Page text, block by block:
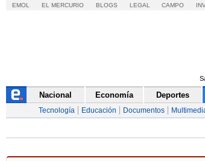
EMOL EL MERCURIO BLOGS LEGAL CAMPO
Nacional Economía Deportes
Tecnología Educación Documentos